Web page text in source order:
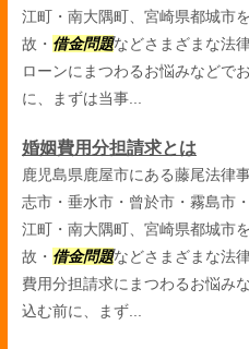
江町・南大隅町、宮崎県都城市
故・ 借金問題などさまざまな法
ローンにまつわるお悩みなどで
に、まずは当事...
婚姻費用分担請求とは
鹿児島県鹿屋市にある藤尾法律
志市・垂水市・曾於市・霧島市
江町・南大隅町、宮崎県都城市
故・ 借金問題などさまざまな法
費用分担請求にまつわるお悩み
込む前に、まず...